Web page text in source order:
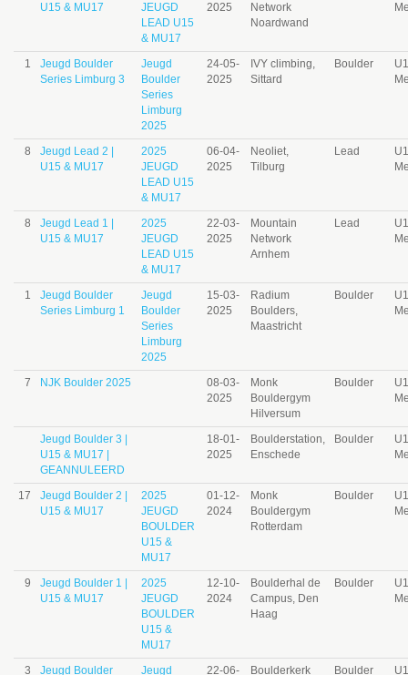
U15 & MU17
JEUGD
LEAD U15
& MU17
2025
Network
Noardwand
1
Jeugd Boulder
Series Limburg 3
Jeugd
Boulder
Series
Limburg
2025
24-05-
2025
IVY climbing,
Sittard
Boulder
8
Jeugd Lead 2 |
U15 & MU17
2025
JEUGD
LEAD U15
& MU17
06-04-
2025
Neoliet,
Tilburg
Lead
8
Jeugd Lead 1 |
U15 & MU17
2025
JEUGD
LEAD U15
& MU17
22-03-
2025
Mountain
Network
Arnhem
Lead
1
Jeugd Boulder
Series Limburg 1
Jeugd
Boulder
Series
Limburg
2025
15-03-
2025
Radium
Boulders,
Maastricht
Boulder
7 NJK Boulder 2025
08-03-
2025
Monk
Bouldergym
Hilversum
Boulder
Jeugd Boulder 3 |
U15 & MU17 |
GEANNULEERD
18-01-
2025
Boulderstation,
Enschede
Boulder
17
Jeugd Boulder 2 |
U15 & MU17
2025
JEUGD
BOULDER
U15 &
MU17
01-12-
2024
Monk
Bouldergym
Rotterdam
Boulder
9
Jeugd Boulder 1 |
U15 & MU17
2025
JEUGD
BOULDER
U15 &
MU17
12-10-
2024
Boulderhal de
Campus, Den
Haag
Boulder
3
Jeugd Boulder
Jeugd
22-06-
Boulderkerk
Boulder